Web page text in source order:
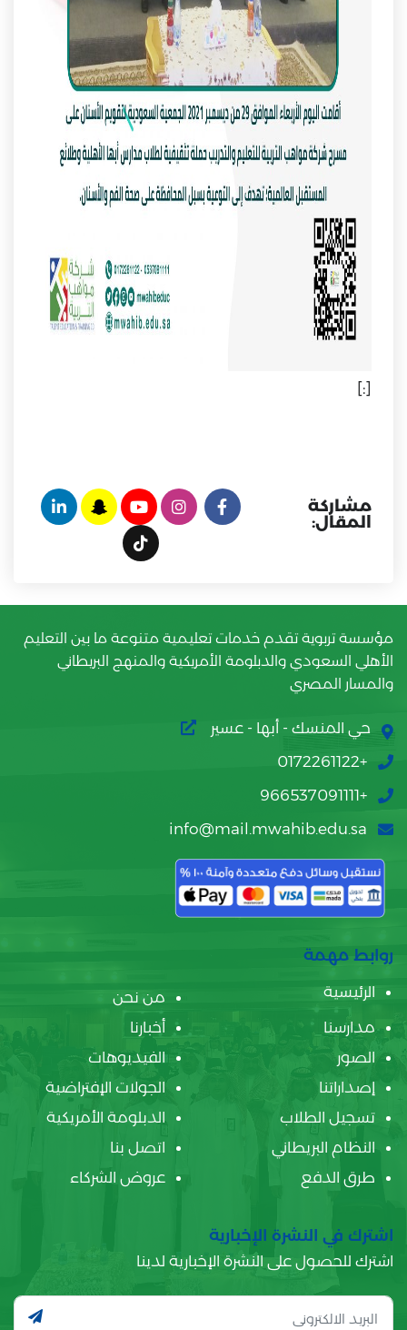
[:]
مشاركة
المقال:
مؤسسة تربوية تقدم خدمات تعليمية متنوعة ما بين التعليم
الأهلي السعودي والدبلومة الأمريكية والمنهج البريطاني
والمسار المصري
حي المنسك - أبها - عسير
+0172261122
+966537091111
info@mail.mwahib.edu.sa
روابط مهمة
الرئيسية
من نحن
مدارسنا
أخبارنا
الصور
الفيديوهات
إصداراتنا
الجولات الإفتراضية
تسجيل الطلاب
الدبلومة الأمريكية
النظام البريطاني
اتصل بنا
طرق الدفع
عروض الشركاء
اشترك في النشرة الإخبارية
اشترك للحصول على النشرة الإخبارية لدينا